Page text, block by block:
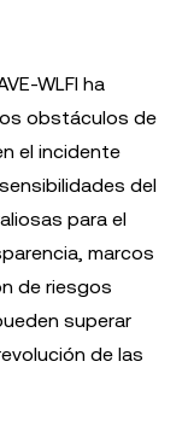
WLFI ha
obstáculos de
el incidente
del
para el
marcos
de riesgos
superar
de las